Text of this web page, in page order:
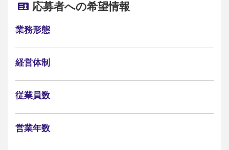
応募者への希望情報
業務形態
経営体制
従業員数
営業年数